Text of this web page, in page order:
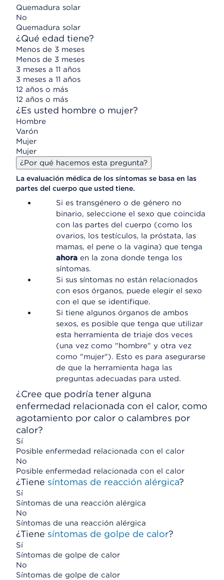
Quemadura solar
No
Quemadura solar
¿Qué edad tiene?
Menos de 3 meses
Menos de 3 meses
3 meses a 11 años
3 meses a 11 años
12 años o más
12 años o más
¿Es usted hombre o mujer?
Hombre
Varón
Mujer
Mujer
¿Por qué hacemos esta pregunta?
La evaluación médica de los síntomas se basa en las
partes del cuerpo que usted tiene.
Si es transgénero o de género no
binario, seleccione el sexo que coincida
con las partes del cuerpo (como los
ovarios, los testículos, la próstata, las
mamas, el pene o la vagina) que tenga
ahora en la zona donde tenga los
síntomas.
Si sus síntomas no están relacionados
con esos órganos, puede elegir el sexo
con el que se identifique.
Si tiene algunos órganos de ambos
sexos, es posible que tenga que utilizar
esta herramienta de triaje dos veces
(una vez como "hombre" y otra vez
como "mujer"). Esto es para asegurarse
de que la herramienta haga las
preguntas adecuadas para usted.
¿Cree que podría tener alguna
enfermedad relacionada con el calor, como
agotamiento por calor o calambres por
calor?
Sí
Posible enfermedad relacionada con el calor
No
Posible enfermedad relacionada con el calor
¿Tiene síntomas de reacción alérgica?
Sí
Síntomas de una reacción alérgica
No
Síntomas de una reacción alérgica
¿Tiene síntomas de golpe de calor?
Sí
Síntomas de golpe de calor
No
Síntomas de golpe de calor